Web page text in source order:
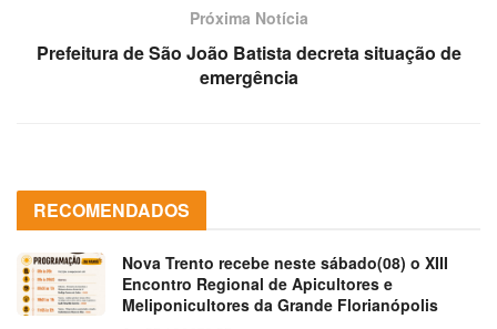
Próxima Notícia
Prefeitura de São João Batista decreta situação de
emergência
RECOMENDADOS
Nova Trento recebe neste sábado(08) o XIII
Encontro Regional de Apicultores e
Meliponicultores da Grande Florianópolis